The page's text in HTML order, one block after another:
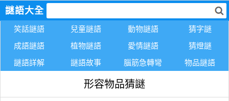
謎語大全
笑話謎語 兒童謎語 動物謎語
猜字謎
成語謎語
植物謎語 愛情謎語
猜燈謎
謎語詳解
謎語故事 腦筋急轉彎 物品謎語
形容物品猜謎